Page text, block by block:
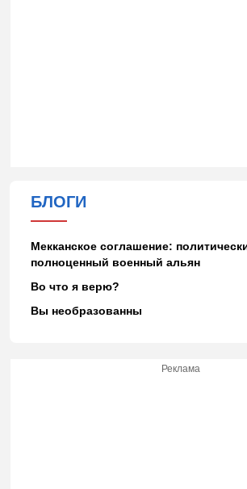
БЛОГИ
Мекканское соглашение:
полноценный военный альян
Во что я верю?
Вы необразованны
Реклама